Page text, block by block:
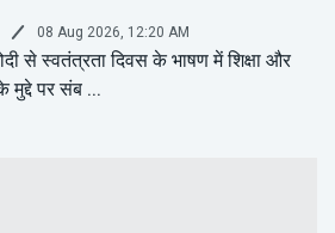
08 Aug 2026, 12:20 AM
से स्वतंत्रता दिवस के भाषण में शिक्षा और
मुद्दे पर संब ...